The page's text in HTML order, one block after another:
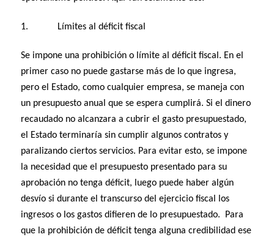
1. Límites al déficit fiscal
Se impone una prohibición o límite al déficit fiscal. En el
primer caso no puede gastarse más de lo que ingresa,
pero el Estado, como cualquier empresa, se maneja con
un presupuesto anual que se espera cumplirá. Si el dinero
recaudado no alcanzara a cubrir el gasto presupuestado,
el Estado terminaría sin cumplir algunos contratos y
paralizando ciertos servicios. Para evitar esto, se impone
la necesidad que el presupuesto presentado para su
aprobación no tenga déficit, luego puede haber algún
desvío si durante el transcurso del ejercicio fiscal los
ingresos o los gastos difieren de lo presupuestado. Para
que la prohibición de déficit tenga alguna credibilidad ese